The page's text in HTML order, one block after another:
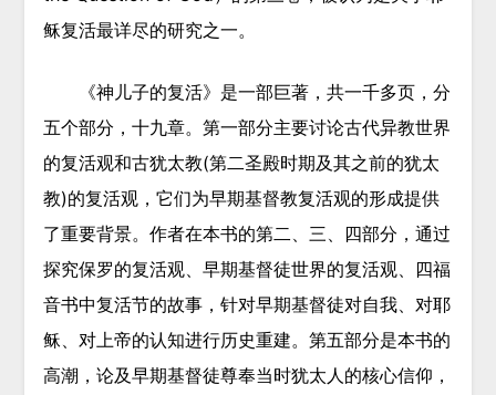
稣复活最详尽的研究之一。
《神儿子的复活》是一部巨著，共一千多页，分
五个部分，十九章。第一部分主要讨论古代异教世界
的复活观和古犹太教(第二圣殿时期及其之前的犹太
教)的复活观，它们为早期基督教复活观的形成提供
了重要背景。作者在本书的第二、三、四部分，通过
探究保罗的复活观、早期基督徒世界的复活观、四福
音书中复活节的故事，针对早期基督徒对自我、对耶
稣、对上帝的认知进行历史重建。第五部分是本书的
高潮，论及早期基督徒尊奉当时犹太人的核心信仰，